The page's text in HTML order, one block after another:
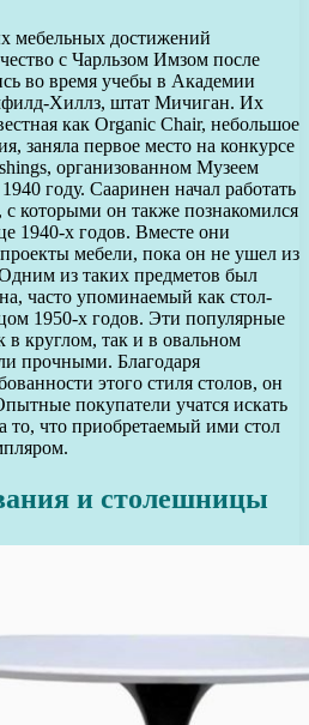
мебельных достижений
с Чарльзом Имзом после
во время учебы в Академии
Хиллз, штат Мичиган. Их
как Organic Chair, небольшое
заняла первое место на конкурсе
организованном Музеем
году. Сааринен начал работать
которыми он также познакомился
1940-х годов. Вместе они
мебели, пока он не ушел из
из таких предметов был
часто упоминаемый как стол-
1950-х годов. Эти популярные
в круглом, так и в овальном
прочными. Благодаря
этого стиля столов, он
покупатели учатся искать
то, что приобретаемый ими стол
и столешницы